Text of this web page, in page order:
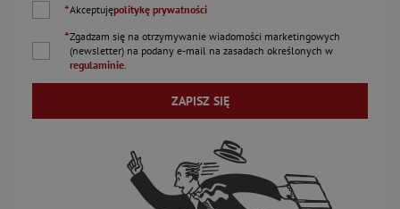
*Akceptujępolitykę prywatności
*Zgadzam się na otrzymywanie wiadomości marketingowych
(newsletter) na podany e-mail na zasadach określonych w
regulaminie.
ZAPISZ SIĘ